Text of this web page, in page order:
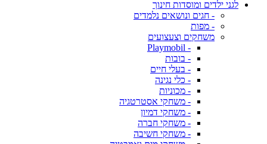
לגני ילדים ומוסדות חינוך
- חגים ונושאים נלמדים
- מפות
משחקים וצעצועים
- Playmobil
- בובות
- בעלי חיים
- כלי נגינה
- מכוניות
- משחקי אסטרטגיה
- משחקי דמיון
- משחקי חברה
- משחקי חשיבה